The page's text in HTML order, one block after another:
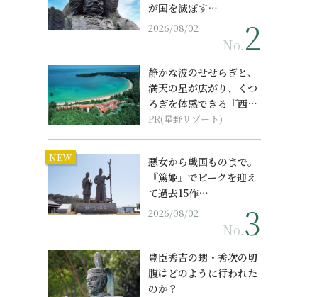
が国を滅ぼす…
2026/08/02
No.
静かな波のせせらぎと、
満天の星が広がり、くつ
ろぎを体感できる『西表
島ホテル by...
PR(星野リゾート)
NEW
悪女から戦国ものまで。
『篤姫』でピークを迎え
て過去15作…
2026/08/02
No.
豊臣秀吉の甥・秀次の切
腹はどのように行われた
のか？